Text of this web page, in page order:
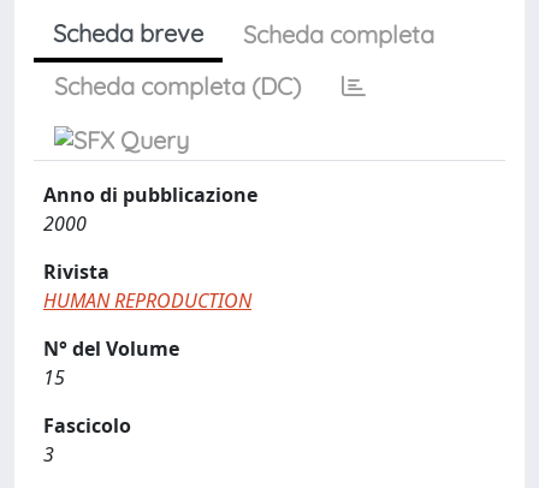
Scheda breve
Scheda completa
Scheda completa (DC)
Anno di pubblicazione
2000
Rivista
HUMAN REPRODUCTION
N° del Volume
15
Fascicolo
3